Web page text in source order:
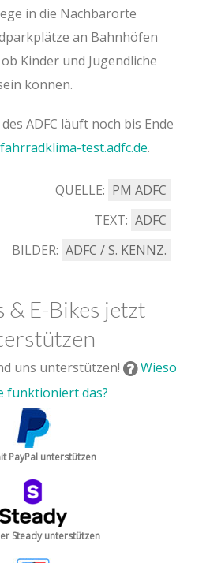
in die Nachbarorte
an Bahnhöfen
Kinder und Jugendliche
können.
ADFC läuft noch bis Ende
test.adfc.de.
QUELLE: PM ADFC
TEXT: ADFC
BILDER: ADFC / S. KENNZ.
& E-Bikes jetzt
uns unterstützen!
Wieso
funktioniert das?
PayPal unterstützen
Steady unterstützen